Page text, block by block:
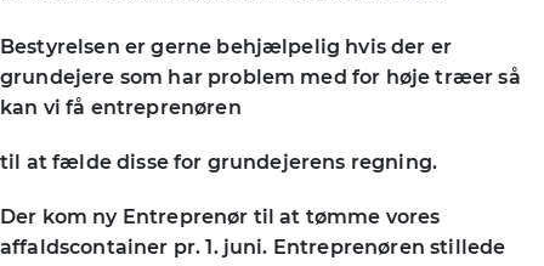
Bestyrelsen er gerne behjælpelig hvis der er
grundejere som har problem med for høje træer så
kan vi få entreprenøren
til at fælde disse for grundejerens regning.
Der kom ny Entreprenør til at tømme vores
affaldscontainer pr. 1. juni. Entreprenøren stillede